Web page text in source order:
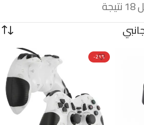
-21%